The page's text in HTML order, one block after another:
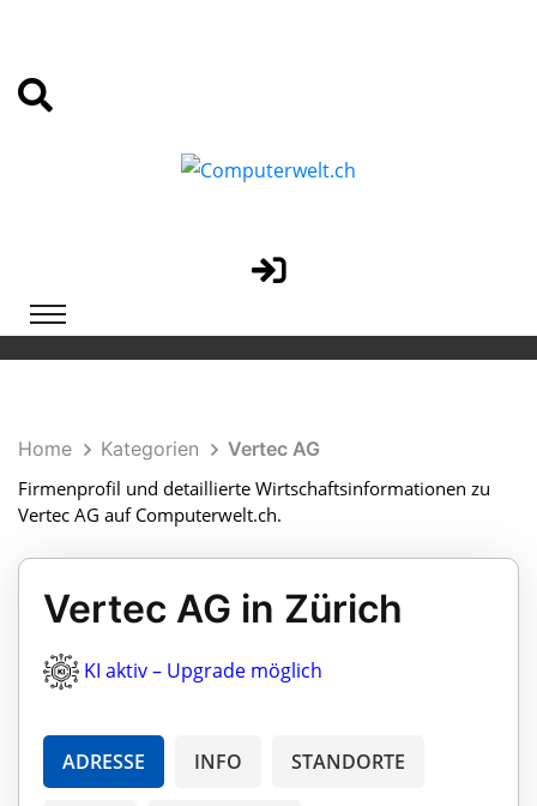
Home Kategorien
Vertec AG
Firmenprofil und detaillierte Wirtschaftsinformationen zu
Vertec AG auf Computerwelt.ch.
Vertec AG in Zürich
KI aktiv – Upgrade möglich
ADRESSE INFO STANDORTE